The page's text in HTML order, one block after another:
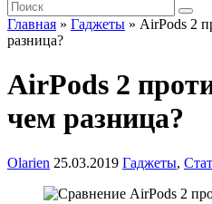
Главная » Гаджеты » AirPods 2
разница?
AirPods 2
чем разница?
Olarien 25.03.2019 Гаджеты,